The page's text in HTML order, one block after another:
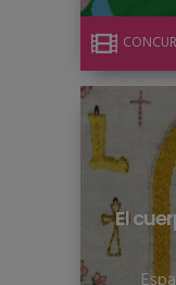
El